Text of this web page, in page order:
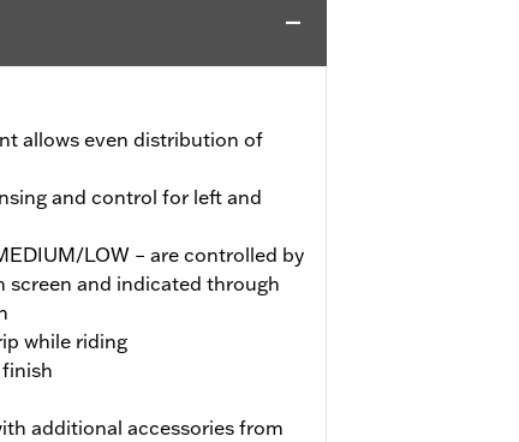
allows even distribution of
and control for left and
LOW – are controlled by
and indicated through
while riding
additional accessories from